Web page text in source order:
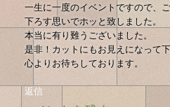
ン
一生に一度のイベントですので、
下ろす思いでホッと致しました。
本当に有り難うございました。
是非！カットにもお見えになって
心よりお待ちしております。
返信